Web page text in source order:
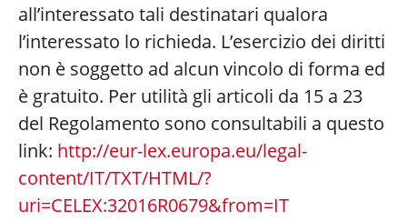
all’interessato tali destinatari qualora
l’interessato lo richieda. L’esercizio dei diritti
non è soggetto ad alcun vincolo di forma ed
è gratuito. Per utilità gli articoli da 15 a 23
del Regolamento sono consultabili a questo
link: http://eur-lex.europa.eu/legal-
content/IT/TXT/HTML/?
uri=CELEX:32016R0679&from=IT